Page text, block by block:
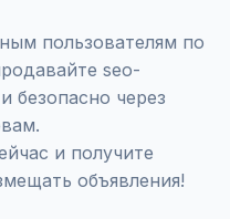
пользователям по
seo-
безопасно через
и получите
объявления!